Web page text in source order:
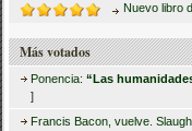
Nuevo libro
Más votados
Ponencia:“Las
]
Francis Bacon, vuelve.